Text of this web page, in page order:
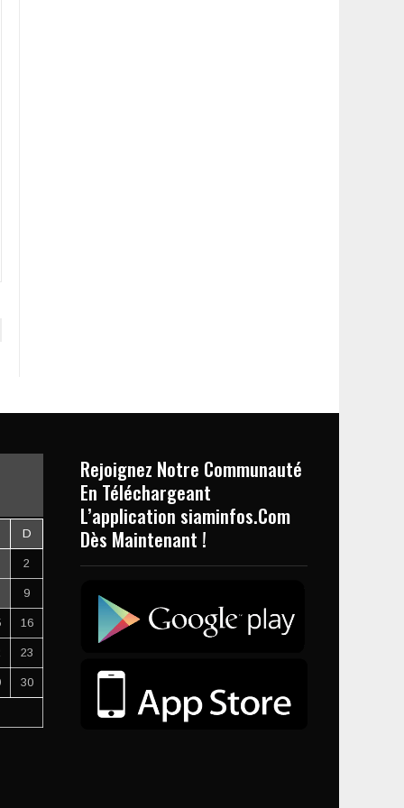
D
2
9
16
23
30
Rejoignez Notre Communauté
En Téléchargeant
L’application siaminfos.Com
Dès Maintenant !